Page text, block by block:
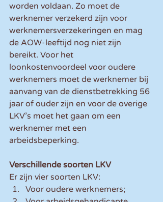
worden voldaan. Zo moet de
werknemer verzekerd zijn voor
werknemersverzekeringen en mag
de AOW-leeftijd nog niet zijn
bereikt. Voor het
loonkostenvoordeel voor oudere
werknemers moet de werknemer bij
aanvang van de dienstbetrekking 56
jaar of ouder zijn en voor de overige
LKV’s moet het gaan om een
werknemer met een
arbeidsbeperking.
Verschillende soorten LKV
Er zijn vier soorten LKV:
Voor oudere werknemers;